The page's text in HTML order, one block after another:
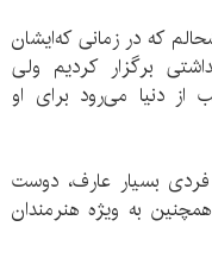
که در زمانی که‌ایشان
برگزار کردیم ولی
از دنیا می‌رود برای او
بسیار عارف، دوست
به ویژه هنرمندان